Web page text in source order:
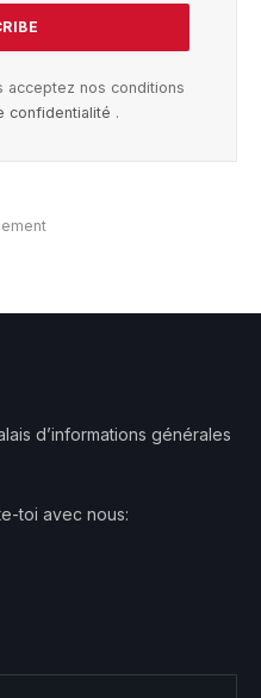
acceptez nos conditions
confidentialité .
d’informations générales
toi avec nous: